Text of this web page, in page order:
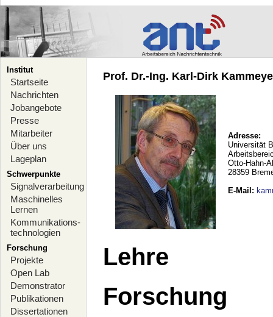
Institut
Startseite
Nachrichten
Jobangebote
Presse
Mitarbeiter
Über uns
Lageplan
Schwerpunkte
Signalverarbeitung
Maschinelles
Lernen
Kommunikations-
technologien
Forschung
Projekte
Open Lab
Demonstrator
Publikationen
Dissertationen
Prof. Dr.-Ing. Karl-Dirk
Adresse:
Universität
Otto-Hahn-
28359
E-Mail :
Lehre
Forschung